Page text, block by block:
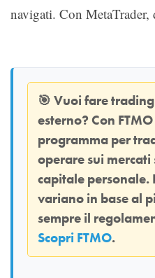
navigati. Con
🎯 Vuoi fare
esterno? Con FTMO
programma per
operare sui
capitale personale.
variano in base al
sempre il
Scopri FTMO.